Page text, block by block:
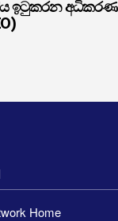
ඉටුකරන අධිකරණ
Home